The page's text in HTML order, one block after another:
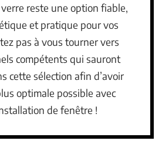
reste une option fiable,
et pratique pour vos
pas à vous tourner vers
compétents qui sauront
cette sélection afin d’avoir
optimale possible avec
de fenêtre !